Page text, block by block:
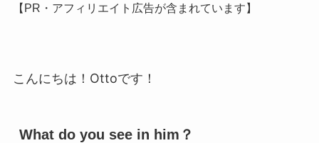
【PR・アフィリエイト広告が含まれています】
こんにちは！Ottoです！
What do you see in him？